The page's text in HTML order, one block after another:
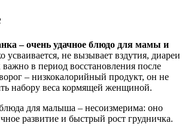
– очень удачное блюдо для мамы и
усваивается, не вызывает вздутия, диареи
важно в период восстановления после
– низкокалорийный продукт, он не
набору веса кормящей женщиной.
для малыша – несоизмерима: оно
развитие и быстрый рост грудничка.